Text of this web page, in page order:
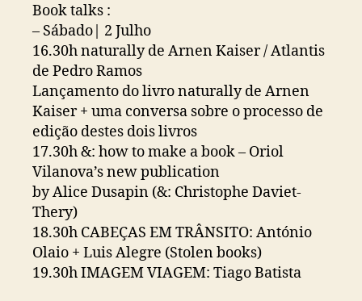
Book talks :
– Sábado| 2 Julho
16.30h naturally de Arnen Kaiser / Atlantis
de Pedro Ramos
Lançamento do livro naturally de Arnen
Kaiser + uma conversa sobre o processo de
edição destes dois livros
17.30h &: how to make a book – Oriol
Vilanova’s new publication
by Alice Dusapin (&: Christophe Daviet-
Thery)
18.30h CABEÇAS EM TRÂNSITO: António
Olaio + Luis Alegre (Stolen books)
19.30h IMAGEM VIAGEM: Tiago Batista